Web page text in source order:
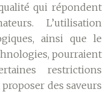
qui répondent
L’utilisation
ainsi que le
pourraient
restrictions
des saveurs